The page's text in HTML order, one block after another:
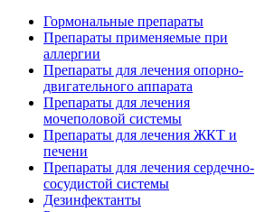
Гормональные препараты
Препараты применяемые при
аллергии
Препараты для лечения опорно-
двигательного аппарата
Препараты для лечения
мочеполовой системы
Препараты для лечения ЖКТ и
печени
Препараты для лечения сердечно-
сосудистой системы
Дезинфектанты